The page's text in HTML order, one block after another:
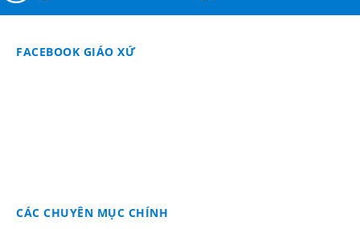
FACEBOOK GIÁO XỨ
CÁC CHUYÊN MỤC CHÍNH